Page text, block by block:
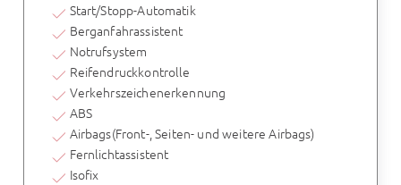
Start/Stopp-Automatik
Berganfahrassistent
Notrufsystem
Reifendruckkontrolle
Verkehrszeichenerkennung
ABS
Airbags(Front-, Seiten- und weitere Airbags)
Fernlichtassistent
Isofix